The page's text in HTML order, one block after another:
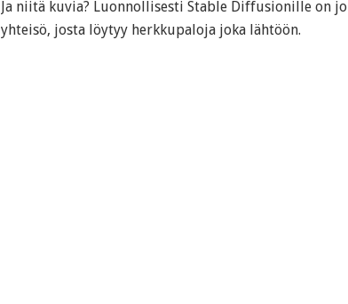
Ja niitä kuvia? Luonnollisesti Stable Diffusionille on
yhteisö, josta löytyy herkkupaloja joka lähtöön.